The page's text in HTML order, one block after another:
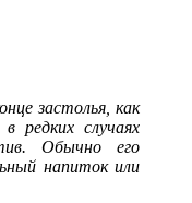
застолья, как
редких случаях
Обычно его
напиток или